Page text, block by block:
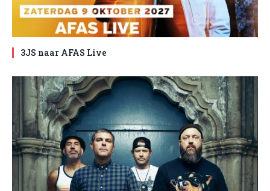
3JS naar AFAS Live